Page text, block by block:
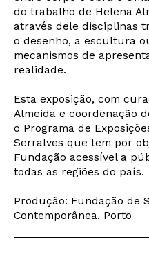
do trabalho de Helena
através dele disciplinas
o desenho, a escultura
mecanismos de
realidade.
Esta exposição, com
Almeida e coordenação
o Programa de
Serralves que tem por
Fundação acessível a
todas as regiões do país.
Produção: Fundação de
Contemporânea, Porto
Newsletter